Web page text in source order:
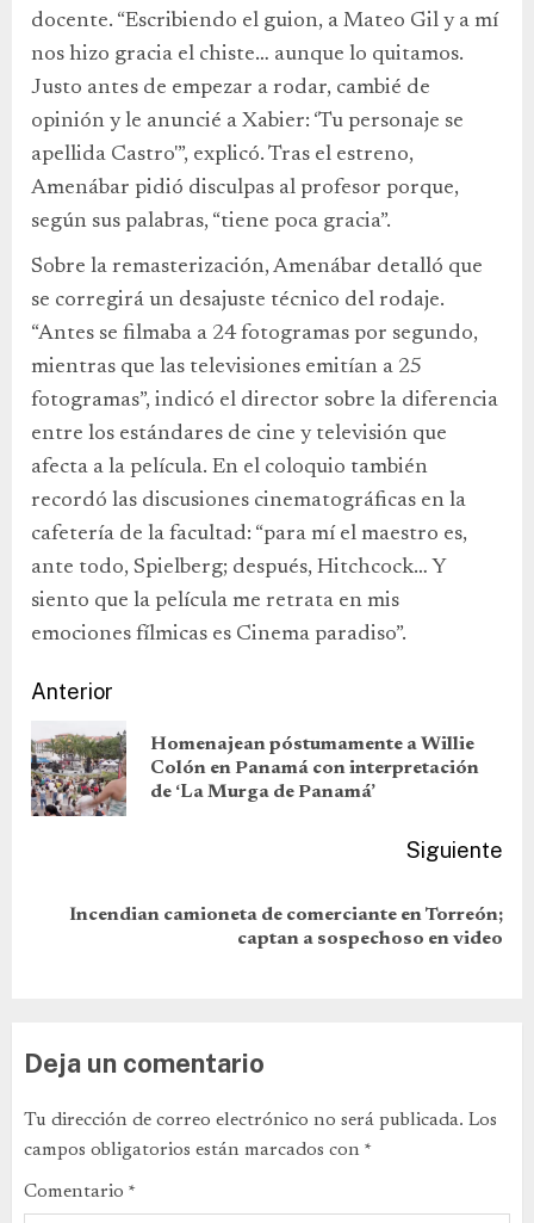
docente. “Escribiendo el guion, a Mateo Gil y a mí
nos hizo gracia el chiste… aunque lo quitamos.
Justo antes de empezar a rodar, cambié de
opinión y le anuncié a Xabier: ‘Tu personaje se
apellida Castro'”, explicó. Tras el estreno,
Amenábar pidió disculpas al profesor porque,
según sus palabras, “tiene poca gracia”.
Sobre la remasterización, Amenábar detalló que
se corregirá un desajuste técnico del rodaje.
“Antes se filmaba a 24 fotogramas por segundo,
mientras que las televisiones emitían a 25
fotogramas”, indicó el director sobre la diferencia
entre los estándares de cine y televisión que
afecta a la película. En el coloquio también
recordó las discusiones cinematográficas en la
cafetería de la facultad: “para mí el maestro es,
ante todo, Spielberg; después, Hitchcock… Y
siento que la película me retrata en mis
emociones fílmicas es Cinema paradiso”.
Anterior
Homenajean póstumamente a Willie
Colón en Panamá con interpretación
de ‘La Murga de Panamá’
Siguiente
Incendian camioneta de comerciante en Torreón;
captan a sospechoso en video
Deja un comentario
Tu dirección de correo electrónico no será publicada. Los
campos obligatorios están marcados con *
Comentario *